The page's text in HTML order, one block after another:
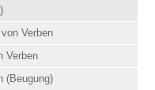
Verben
Verben
(Beugung)